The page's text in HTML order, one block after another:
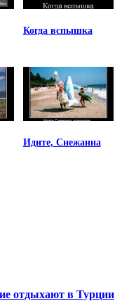
Когда вспышка
Идите, Снежанна
отдыхают в Турции